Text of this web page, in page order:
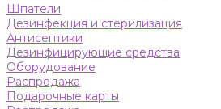
Шпатели
Дезинфекция и стерилизация
Антисептики
Дезинфицирующие средства
Оборудование
Распродажа
Подарочные карты